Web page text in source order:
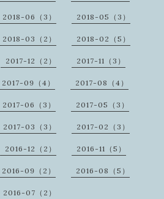
2018-06（3） 2018-05（3）
2018-03（2） 2018-02（5）
2017-12（2） 2017-11（3）
2017-09（4） 2017-08（4）
2017-06（3） 2017-05（3）
2017-03（3） 2017-02（3）
2016-12（2） 2016-11（5）
2016-09（2） 2016-08（5）
2016-07（2）